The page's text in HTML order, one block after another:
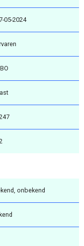
05-2024
onbekend